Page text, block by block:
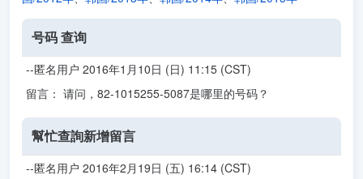
号码 查询
--匿名用户 2016年1月10日 (日) 11:15 (CST)
留言： 请问，82-1015255-5087是哪里的号码？
幫忙查詢新增留言
--匿名用户 2016年2月19日 (五) 16:14 (CST)